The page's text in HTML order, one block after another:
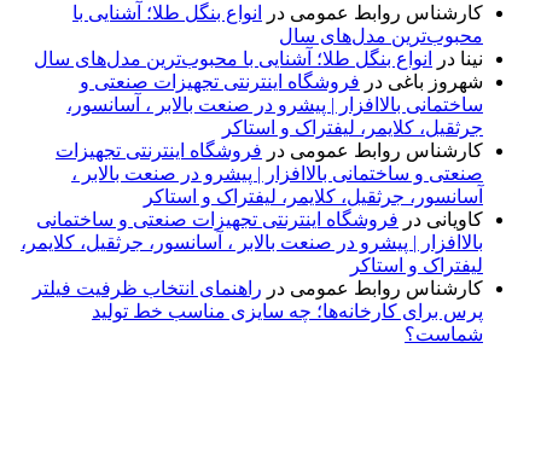
کارشناس روابط عمومی در
انواع بنگل طلا؛ آشنایی با
محبوب‌ترین مدل‌های سال
نینا در
انواع بنگل طلا؛ آشنایی با محبوب‌ترین مدل‌های سال
شهروز باغی در فروشگاه اینترنتی تجهیزات صنعتی و
ساختمانی بالاافزار | پیشرو در صنعت بالابر ، آسانسور،
جرثقیل، کلایمر، لیفتراک و استاکر
کارشناس روابط عمومی در فروشگاه اینترنتی تجهیزات
صنعتی و ساختمانی بالاافزار | پیشرو در صنعت بالابر ،
آسانسور، جرثقیل، کلایمر، لیفتراک و استاکر
کاویانی در فروشگاه اینترنتی تجهیزات صنعتی و ساختمانی
بالاافزار | پیشرو در صنعت بالابر ، آسانسور، جرثقیل، کلایمر،
لیفتراک و استاکر
کارشناس روابط عمومی در راهنمای انتخاب ظرفیت فیلتر
پرس برای کارخانه‌ها؛ چه سایزی مناسب خط تولید
شماست؟